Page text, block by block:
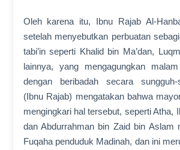
Oleh karena itu, Ibnu Rajab Al-
setelah menyebutkan perbuatan
tabi’in seperti Khalid bin Ma’dan,
lainnya, yang mengagungkan
dengan beribadah secara sungguh-
(Ibnu Rajab) mengatakan bahwa
mengingkari hal tersebut, seperti Atha,
dan Abdurrahman bin Zaid bin Aslam
Fuqaha penduduk Madinah, dan ini